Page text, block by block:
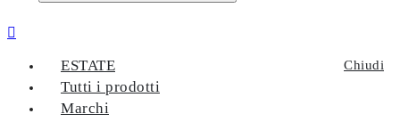

Chiudi
ESTATE
Tutti i prodotti
Marchi